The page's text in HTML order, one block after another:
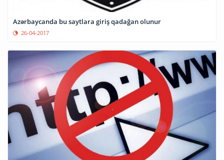
Azərbaycanda bu saytlara giriş qadağan olunur
26-04-2017